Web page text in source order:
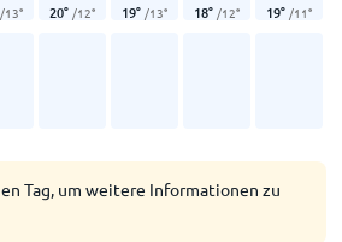
/13° 20° /12° 19° /13° 18° /12° 19° /11°
Tag, um weitere Informationen zu